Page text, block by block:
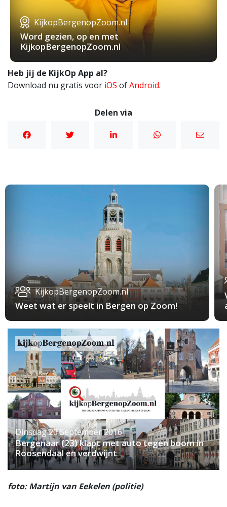
KijkopBergenopZoom.nl
Word gezien, op en met
KijkopBergenopZoom.nl
Heb jij de KijkOp App al?
Download nu gratis voor iOS ofAndroid.
Delen via
KijkopBergenopZoom.nl
Weet wat er speelt in Bergen op Zoom!
Dinsdag 20 September 2016
Bergenaar (23) klapt met auto tegen boom in
Roosendaal en verdwijnt
foto: Martijn van Eekelen (politie)